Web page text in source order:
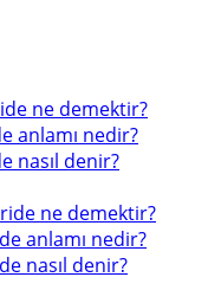
ne demektir?
anlamı nedir?
nasıl denir?
ne demektir?
anlamı nedir?
nasıl denir?